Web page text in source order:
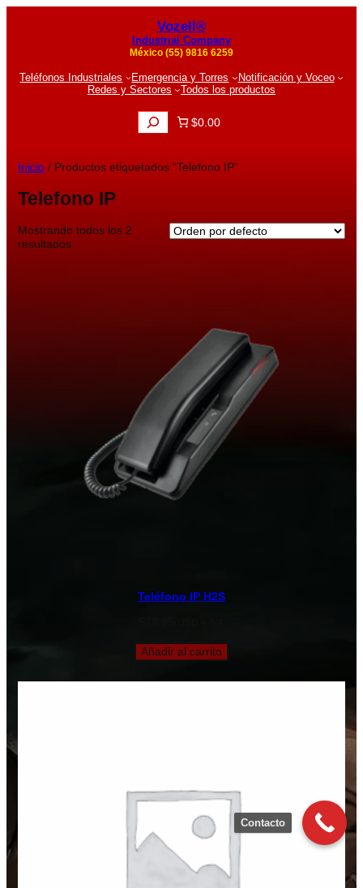
Vozell®
Industrial Company
México (55) 9816 6259
Teléfonos Industriales Emergencia y Torres
Notificación y Voceo
Redes y Sectores
Todos los productos
B
u
a
$0.00
Inicio / Productos etiquetados “Telefono IP”
Telefono IP
Mostrando todos los 2
resultados
Teléfono IP H2S
Añadir al carrito
Contacto